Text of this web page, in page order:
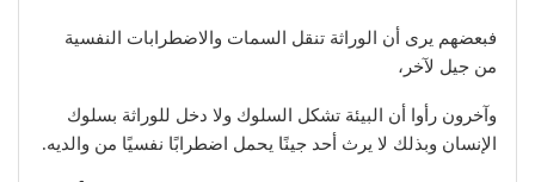
فبعضهم يرى أن الوراثة تنقل السمات والاضطرابات النفسية
من جيل لآخر،
وآخرون رأوا أن البيئة تشكل السلوك ولا دخل للوراثة بسلوك
الإنسان وبذلك لا يرث أحد جينًا يحمل اضطرابًا نفسيًا من والديه.